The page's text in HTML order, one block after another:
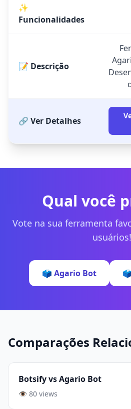
✨
Funcionalidades
📝 Descrição
🔗 Ver Detalhes
Qual você
Vote na sua ferramenta
usuários!
🗳️ Agario Bot 🗳️
Comparações
Botsify vs Agario Bot
👁️ 80 views